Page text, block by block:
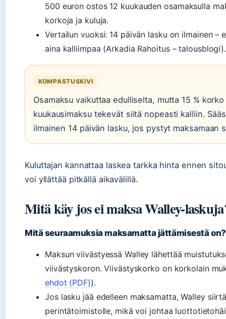
500 euron ostos 12 kuukauden osamaksulla
korkoja ja kuluja.
Vertailun vuoksi: 14 päivän lasku on ilmainen –
aina kalliimpaa (Arkadia Rahoitus – talousblogi).
KOMPASTUSKIVI
Osamaksu vaikuttaa edulliselta, mutta 15 %
kuukausimaksu tekevät siitä nopeasti kalliin.
ilmainen 14 päivän lasku, jos pystyt maksamaan
Kuluttajan kannattaa laskea tarkka hinta ennen
voi yllättää pitkällä aikavälillä.
Mitä käy jos ei maksa Walley-
Mitä seuraamuksia maksamatta jättämisestä on?
Maksun viivästyessä Walley lähettää
viivästyskoron. Viivästyskorko on korkolain
ehdot (PDF)).
Jos lasku jää edelleen maksamatta, Walley
perintätoimistolle, mikä voi johtaa